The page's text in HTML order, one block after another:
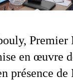
Premier
en œuvre
présence